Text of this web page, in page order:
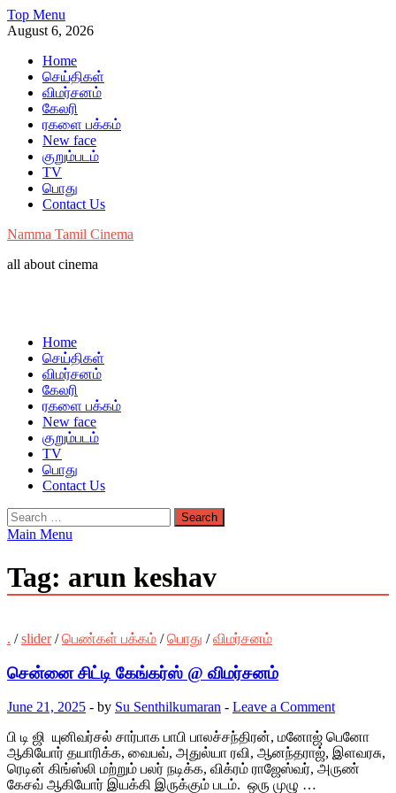
Skip
to
Top Menu
August 6, 2026
Home
செய்திகள்
விமர்சனம்
கேலரி
ரகளை பக்கம்
New face
குறும்படம்
TV
பொது
Contact Us
Namma Tamil Cinema
all about cinema
Home
செய்திகள்
விமர்சனம்
கேலரி
ரகளை பக்கம்
New face
குறும்படம்
TV
பொது
Contact Us
Search
for:
Main Menu
Tag: arun keshav
. /slider/பெண்கள் பக்கம் /பொது /விமர்சனம்
சென்னை சிட்டி கேங்கர்ஸ் @ விமர்சனம்
June 21, 2025 - by Su Senthilkumaran - Leave a Comment
பி டி ஜி யுனிவர்சல் சார்பாக பாபி பாலச்சந்திரன், மனோஜ் பெனோ
ஆகியோர் தயாரிக்க, வைபவ், அதுல்யா ரவி, ஆனந்தராஜ், இளவரசு,
ரெடின் கிங்ஸ்லி மற்றும் பலர் நடிக்க, விக்ரம் ராஜேஸ்வர், அருண்
கேசவ் ஆகியோர் இயக்கி இருக்கும் படம். ஒரு முழு …